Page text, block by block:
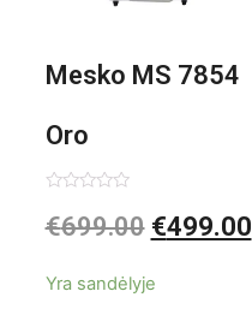
Mesko MS 7854
Oro
kondicionierius
0
iš
€699.00 €499.00
Yra sandėlyje